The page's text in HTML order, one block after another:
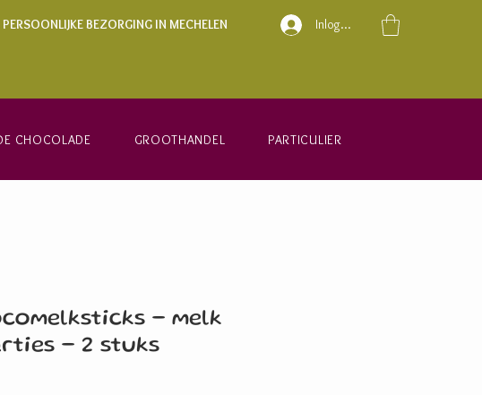
PERSOONLIJKE BEZORGING IN MECHELEN Inloggen
CHOCOLADE GROOTHANDEL PARTICULIER
- melk
- 2 stuks